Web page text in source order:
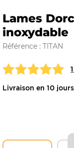
Lames
inoxydable
Référence : TITAN
Livraison en 10